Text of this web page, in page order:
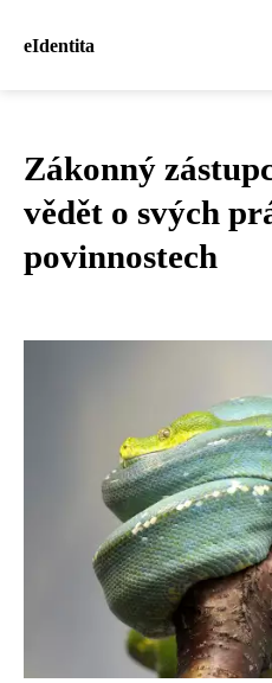
eIdentita
Zákonný
vědět o svých
povinnostech